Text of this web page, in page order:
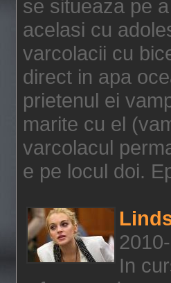
se situeaza pe
acelasi cu
varcolacii cu
direct in apa
prietenul ei
marite cu el
varcolacul
e pe locul doi.
In